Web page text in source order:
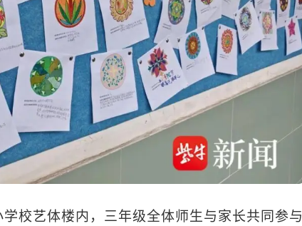
校艺体楼内，三年级全体师生与家长共同参与